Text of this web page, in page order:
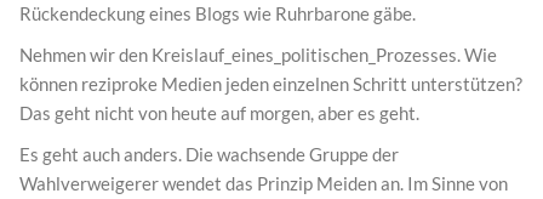
Rückendeckung eines Blogs wie Ruhrbarone gäbe.
Nehmen wir den Kreislauf_eines_politischen_Prozesses. Wie
können reziproke Medien jeden einzelnen Schritt unterstützen?
Das geht nicht von heute auf morgen, aber es geht.
Es geht auch anders. Die wachsende Gruppe der
Wahlverweigerer wendet das Prinzip Meiden an. Im Sinne von